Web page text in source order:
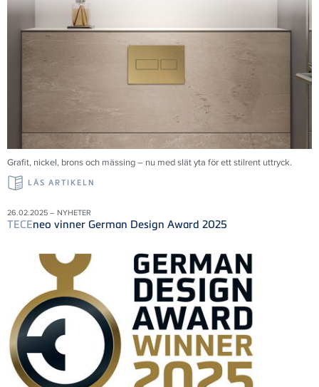
Grafit, nickel, brons och mässing – nu med slät yta för ett stilrent uttryck.
LÄS ARTIKELN
26.02.2025 – NYHETER
TECEneo vinner German Design Award 2025